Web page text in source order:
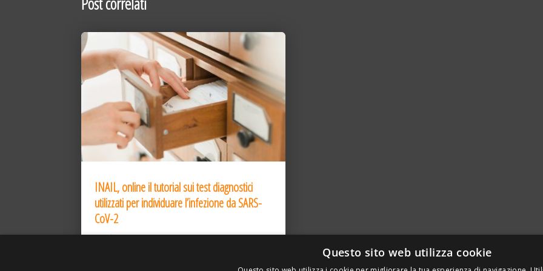
INAIL, online il tutorial sui test diagnostici
utilizzati per individuare l’infezione da SARS-
CoV-2
31 Dic 2020
Questo sito web utilizza cookie